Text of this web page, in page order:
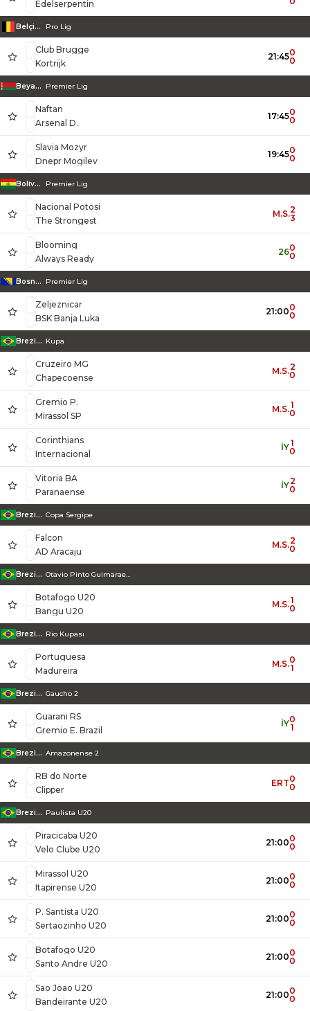
Edelserpentin
Belçika Pro Lig
Club Brugge
Kortrijk
21:450
0
Beyaz Rusya Premier Lig
Naftan
Arsenal D.
17:450
0
Slavia Mozyr
Dnepr Mogilev
19:450
0
Bolivya Premier Lig
Nacional Potosi
The Strongest
M.S.2
3
Blooming
Always Ready
260
0
Bosna-Hersek Premier Lig
Zeljeznicar
BSK Banja Luka
21:000
0
Brezilya Kupa
Cruzeiro MG
Chapecoense
M.S.2
0
Gremio P.
Mirassol SP
M.S.1
0
Corinthians
Internacional
İY1
0
Vitoria BA
Paranaense
İY2
0
Brezilya Copa Sergipe
Falcon
AD Aracaju
M.S.2
0
Brezilya
Botafogo U20
Bangu U20
M.S.1
0
Brezilya Rio Kupası
Portuguesa
Madureira
M.S.0
1
Brezilya Gaucho 2
Guarani RS
Gremio E. Brazil
İY0
1
Brezilya Amazonense 2
RB do Norte
Clipper
ERT0
0
Brezilya Paulista U20
Piracicaba U20
Velo Clube U20
21:000
0
Mirassol U20
Itapirense U20
21:000
0
P. Santista U20
Sertaozinho U20
21:000
0
Botafogo U20
Santo Andre U20
21:000
0
Sao Joao U20
Bandeirante U20
21:000
0